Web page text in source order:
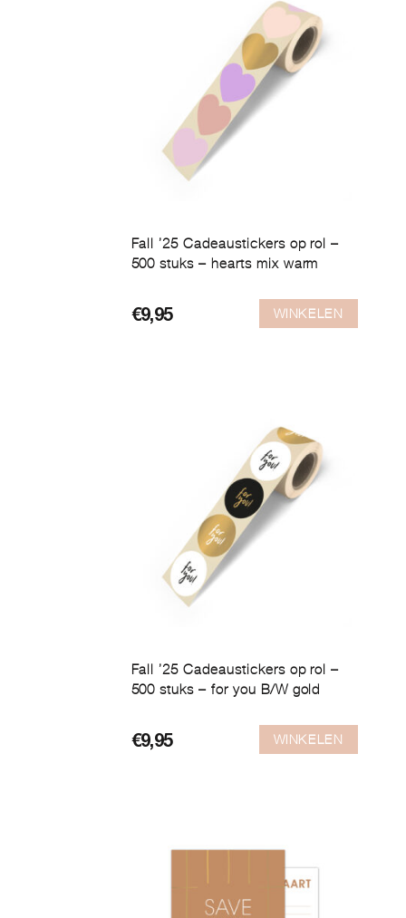
Fall ’25 Cadeaustickers op rol –
500 stuks – hearts mix warm
€9,95 WINKELEN
Fall ’25 Cadeaustickers op rol –
500 stuks – for you B/W gold
€9,95 WINKELEN